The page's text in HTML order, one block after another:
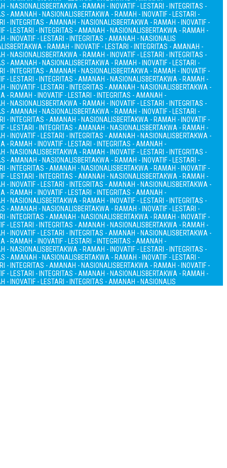
- NASIONALISBERTAKWA - RAMAH - INOVATIF - LESTARI - INTEGRITAS -
- AMANAH - NASIONALISBERTAKWA - RAMAH - INOVATIF - LESTARI -
- INTEGRITAS - AMANAH - NASIONALISBERTAKWA - RAMAH - INOVATIF -
- LESTARI - INTEGRITAS - AMANAH - NASIONALISBERTAKWA - RAMAH -
- INOVATIF - LESTARI - INTEGRITAS - AMANAH - NASIONALIS
BERTAKWA - RAMAH - INOVATIF - LESTARI - INTEGRITAS - AMANAH -
- NASIONALISBERTAKWA - RAMAH - INOVATIF - LESTARI - INTEGRITAS -
- AMANAH - NASIONALISBERTAKWA - RAMAH - INOVATIF - LESTARI -
- INTEGRITAS - AMANAH - NASIONALISBERTAKWA - RAMAH - INOVATIF -
- LESTARI - INTEGRITAS - AMANAH - NASIONALISBERTAKWA - RAMAH -
- INOVATIF - LESTARI - INTEGRITAS - AMANAH - NASIONALISBERTAKWA -
- RAMAH - INOVATIF - LESTARI - INTEGRITAS - AMANAH -
- NASIONALISBERTAKWA - RAMAH - INOVATIF - LESTARI - INTEGRITAS -
- AMANAH - NASIONALISBERTAKWA - RAMAH - INOVATIF - LESTARI -
- INTEGRITAS - AMANAH - NASIONALISBERTAKWA - RAMAH - INOVATIF -
- LESTARI - INTEGRITAS - AMANAH - NASIONALISBERTAKWA - RAMAH -
- INOVATIF - LESTARI - INTEGRITAS - AMANAH - NASIONALISBERTAKWA -
- RAMAH - INOVATIF - LESTARI - INTEGRITAS - AMANAH -
- NASIONALISBERTAKWA - RAMAH - INOVATIF - LESTARI - INTEGRITAS -
- AMANAH - NASIONALISBERTAKWA - RAMAH - INOVATIF - LESTARI -
- INTEGRITAS - AMANAH - NASIONALISBERTAKWA - RAMAH - INOVATIF -
- LESTARI - INTEGRITAS - AMANAH - NASIONALISBERTAKWA - RAMAH -
- INOVATIF - LESTARI - INTEGRITAS - AMANAH - NASIONALISBERTAKWA -
- RAMAH - INOVATIF - LESTARI - INTEGRITAS - AMANAH -
- NASIONALISBERTAKWA - RAMAH - INOVATIF - LESTARI - INTEGRITAS -
- AMANAH - NASIONALISBERTAKWA - RAMAH - INOVATIF - LESTARI -
- INTEGRITAS - AMANAH - NASIONALISBERTAKWA - RAMAH - INOVATIF -
- LESTARI - INTEGRITAS - AMANAH - NASIONALISBERTAKWA - RAMAH -
- INOVATIF - LESTARI - INTEGRITAS - AMANAH - NASIONALISBERTAKWA -
- RAMAH - INOVATIF - LESTARI - INTEGRITAS - AMANAH -
- NASIONALISBERTAKWA - RAMAH - INOVATIF - LESTARI - INTEGRITAS -
- AMANAH - NASIONALISBERTAKWA - RAMAH - INOVATIF - LESTARI -
- INTEGRITAS - AMANAH - NASIONALISBERTAKWA - RAMAH - INOVATIF -
- LESTARI - INTEGRITAS - AMANAH - NASIONALISBERTAKWA - RAMAH -
- INOVATIF - LESTARI - INTEGRITAS - AMANAH - NASIONALIS